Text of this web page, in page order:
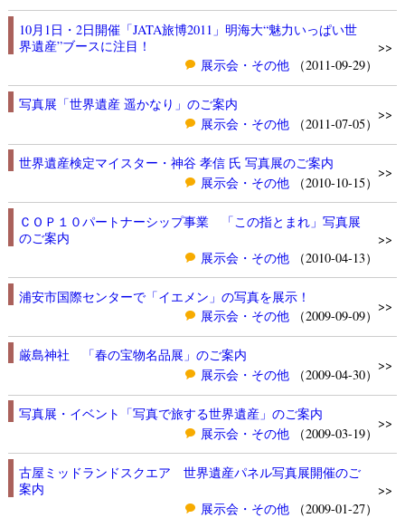
10月1日・2日開催「JATA旅博2011」明海大“魅力いっぱい世
界遺産”ブースに注目！
展示会・その他
（2011-09-29）
>>
写真展「世界遺産 遥かなり」のご案内
展示会・その他
（2011-07-05）
>>
世界遺産検定マイスター・神谷 孝信 氏 写真展のご案内
展示会・その他
（2010-10-15）
>>
ＣＯＰ１０パートナーシップ事業 「この指とまれ」写真展
のご案内
展示会・その他
（2010-04-13）
>>
浦安市国際センターで「イエメン」の写真を展示！
展示会・その他
（2009-09-09）
>>
厳島神社 「春の宝物名品展」のご案内
展示会・その他
（2009-04-30）
>>
写真展・イベント「写真で旅する世界遺産」のご案内
展示会・その他
（2009-03-19）
>>
古屋ミッドランドスクエア 世界遺産パネル写真展開催のご
案内
展示会・その他
（2009-01-27）
>>